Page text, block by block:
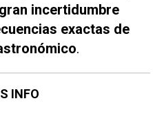
incertidumbre
exactas de
.
INFO